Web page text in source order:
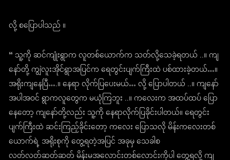
လို့ စပြောပါသည် ။
“ သူ့ကို ဆင်ကျုံးရွာက လူတစ်ယောက်က သတ်လို့သေခဲ့ရတယ် ..။ ကျ
နော်တို့ ကျွဲလူးအိုင်ရွာအပြင်က ရေတွင်းပျက်ကြီးထဲ ပစ်ထားခဲ့တယ်…။
အရိုးကျနေပြီ….။ နေရာ လိုက်ပြပေးမယ်… လို့ ပြောပါတယ် ..။ ကျနော်
အပါအဝင် ရွာကလူတွေက မယုံကြဘူး ..။ ကလေးက အထပ်ထပ် ပြော
နေတော့ ကျနော်တို့လည်း သူ့ကို နေရာလိုက်ပြခိုင်းပါတယ်။ ရေတွင်း
ပျက်ကြီးထဲ ဆင်းကြည့်ခိုင်းတော့ ကလေး ပြောသလို မိန်းကလေးတစ်
ယောက်ရဲ့ အရိုးစုကို တွေ့ရတဲ့အပြင် အခုမှ သေခါစ
လတ်လတ်ဆတ်ဆတ် မိန်းမအလောင်းတစ်လောင်းကိုပါ တွေ့ရလို့ ကျ